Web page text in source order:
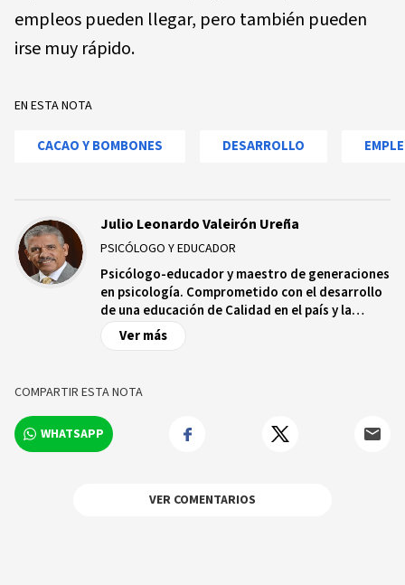
empleos pueden llegar, pero también pueden
irse muy rápido.
EN ESTA NOTA
CACAO Y BOMBONES DESARROLLO
Julio Leonardo Valeirón Ureña
PSICÓLOGO Y EDUCADOR
Psicólogo-educador y maestro de generaciones
en psicología. Comprometido con el desarrollo
de una educación de Calidad en el país y la
Región.
Ver más
COMPARTIR ESTA NOTA
WHATSAPP
VER COMENTARIOS